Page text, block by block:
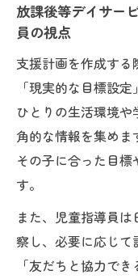
放課後等デイサー
員の視点
支援計画を作成する
「現実的な目標設
ひとりの生活環境
角的な情報を集めま
その子に合った目
す。
また、児童指導員
察し、必要に応じ
「友だちと協力で